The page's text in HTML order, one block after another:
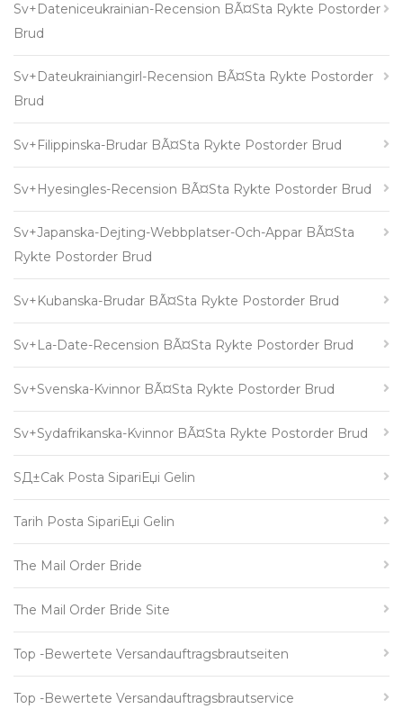
Sv+dateniceukrainian-Recension BÃ¤sta Rykte Postorder
Brud
Sv+dateukrainiangirl-Recension BÃ¤sta Rykte Postorder
Brud
Sv+filippinska-Brudar BÃ¤sta Rykte Postorder Brud
Sv+hyesingles-Recension BÃ¤sta Rykte Postorder Brud
Sv+japanska-Dejting-Webbplatser-Och-Appar BÃ¤sta
Rykte Postorder Brud
Sv+kubanska-Brudar BÃ¤sta Rykte Postorder Brud
Sv+la-Date-Recension BÃ¤sta Rykte Postorder Brud
Sv+svenska-Kvinnor BÃ¤sta Rykte Postorder Brud
Sv+sydafrikanska-Kvinnor BÃ¤sta Rykte Postorder Brud
SД±cak Posta SipariЕџi Gelin
Tarih Posta SipariЕџi Gelin
The Mail Order Bride
The Mail Order Bride Site
Top -bewertete Versandauftragsbrautseiten
Top -bewertete Versandauftragsbrautservice